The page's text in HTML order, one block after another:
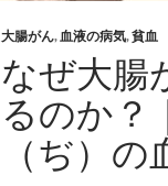
大腸がん,血液の病気,貧血
なぜ大腸
るのか？
（ぢ）